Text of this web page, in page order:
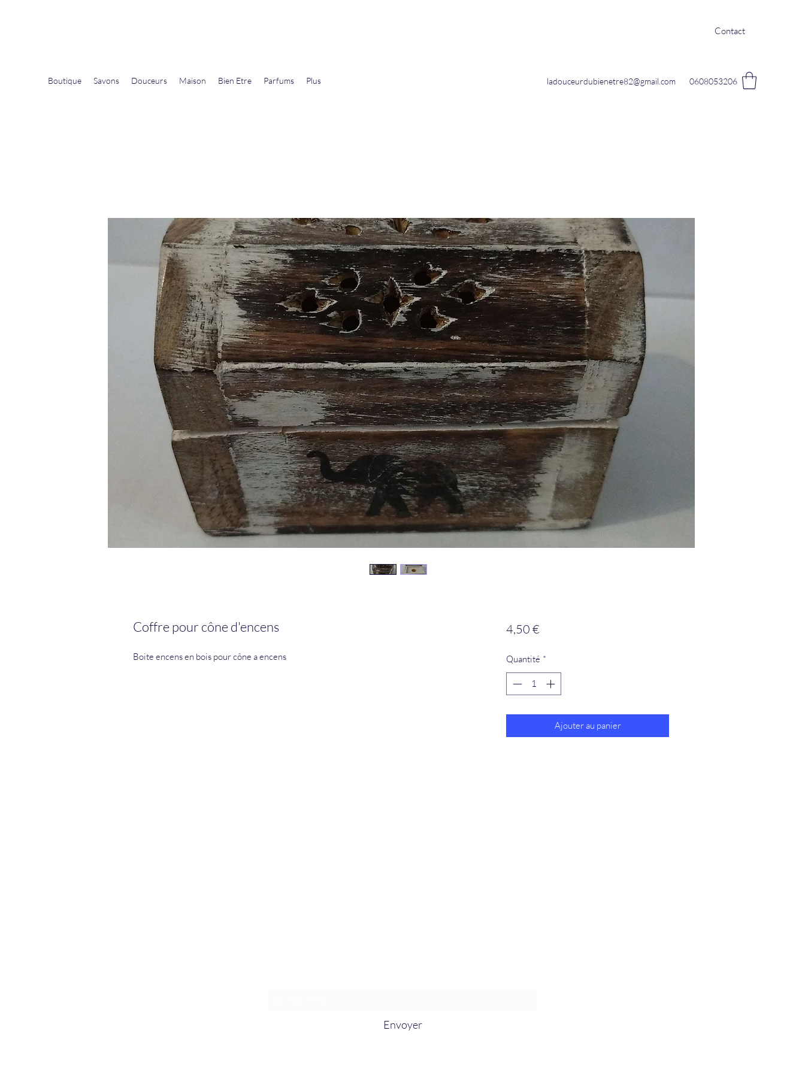
Contact
Boutique Savons Douceurs Maison Bien Etre Parfums Plus ladouceurdubienetre82@gmail.com 0608053206
Coffre pour cône d'encens
Boite encens en bois pour cône a encens
4,50 €
Quantité *
Ajouter au panier
Envoyer